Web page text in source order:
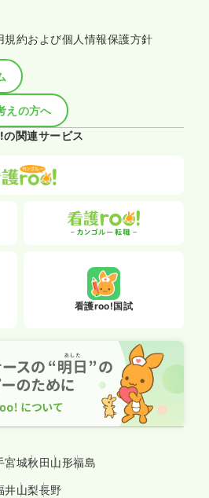
約および個人情報保護方針
えの方へ
関連サービス
看護roo!国試
宮城秋田山形福島
井山梨長野